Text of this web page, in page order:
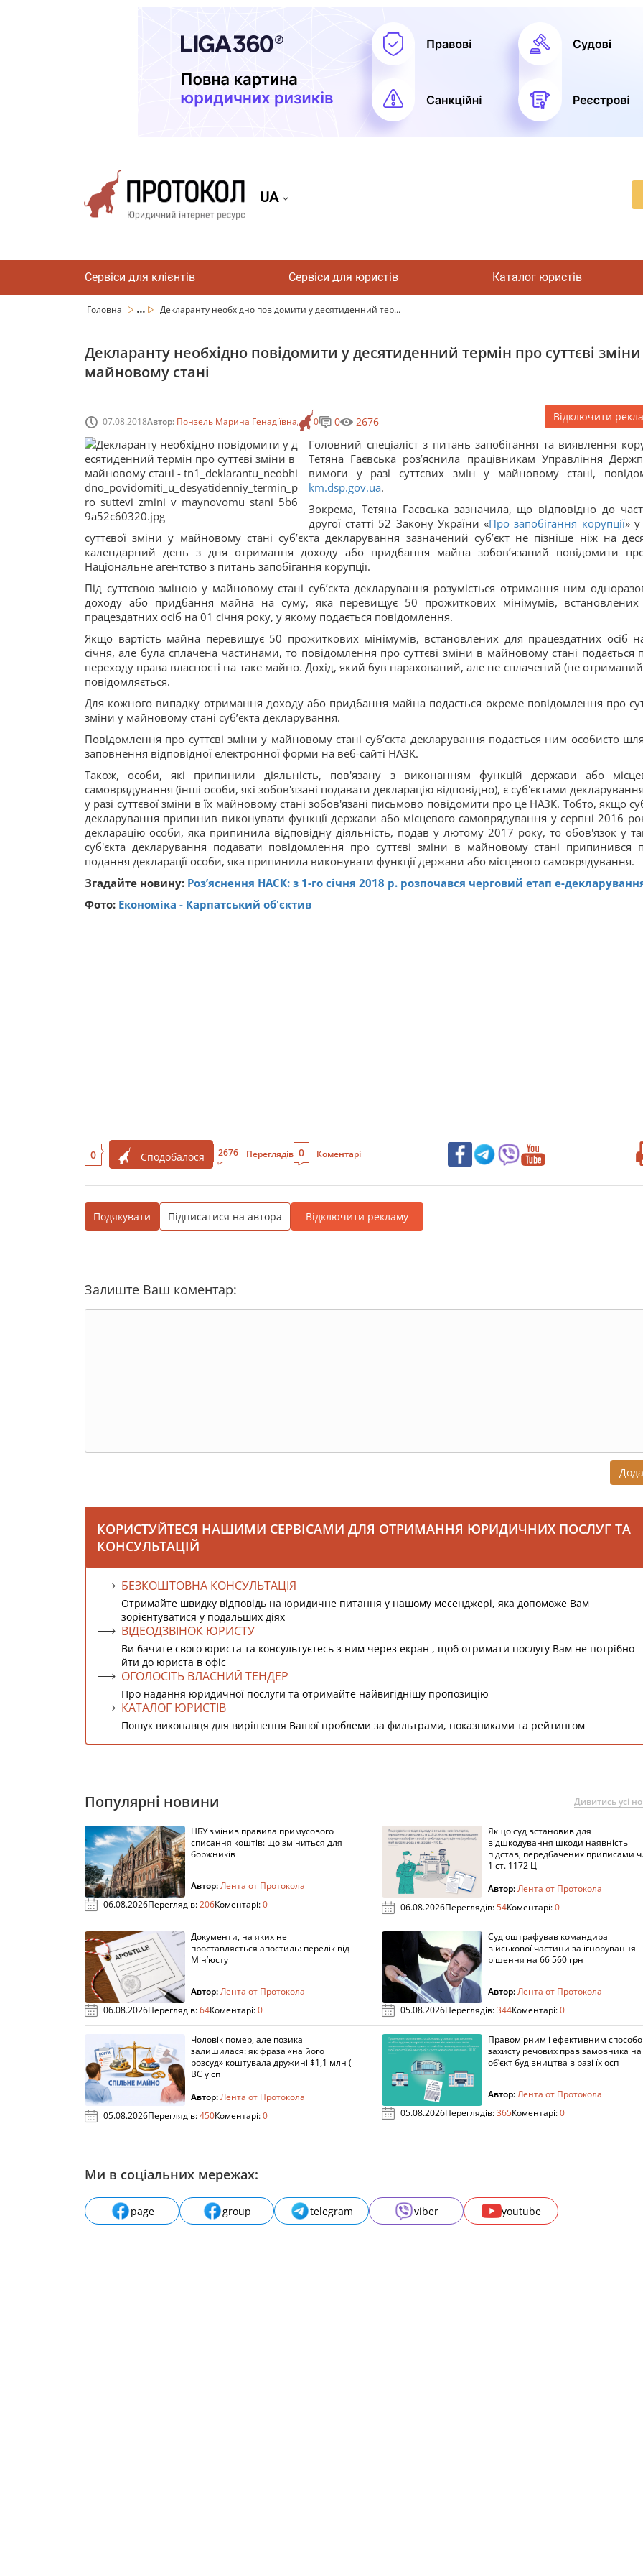
UA
Сервіси для клієнтів Сервіси для юристів Каталог юристів
Головна ... Декларанту необхідно повідомити у десятиденний тер...
Декларанту необхідно повідомити у десятиденний термін про суттєві
майновому стані
07.08.2018Автор: Понзель Марина Генадіївна 0 0 2676 Відключити
Головний спеціаліст з питань запобігання та виявлення
Тетяна Гаєвська роз’яснила працівникам Управління
вимоги у разі суттєвих змін у майновому стані,
km.dsp.gov.ua.
Зокрема, Тетяна Гаєвська зазначила, що відповідно до
другої статті 52 Закону України «Про запобігання корупції» у
суттєвої зміни у майновому стані суб’єкта декларування зазначений суб’єкт не пізніше ніж на
календарний день з дня отримання доходу або придбання майна зобов’язаний повідомити
Національне агентство з питань запобігання корупції.
Під суттєвою зміною у майновому стані суб’єкта декларування розуміється отримання ним
доходу або придбання майна на суму, яка перевищує 50 прожиткових мінімумів,
працездатних осіб на 01 січня року, у якому подається повідомлення.
Якщо вартість майна перевищує 50 прожиткових мінімумів, встановлених для працездатних осіб
січня, але була сплачена частинами, то повідомлення про суттєві зміни в майновому стані подається
переходу права власності на таке майно. Дохід, який був нарахований, але не сплачений (не
повідомляється.
Для кожного випадку отримання доходу або придбання майна подається окреме повідомлення про
зміни у майновому стані суб’єкта декларування.
Повідомлення про суттєві зміни у майновому стані суб’єкта декларування подається ним особисто
заповнення відповідної електронної форми на веб-сайті НАЗК.
Також, особи, які припинили діяльність, пов'язану з виконанням функцій держави або
самоврядування (інші особи, які зобов'язані подавати декларацію відповідно), є суб'єктами
у разі суттєвої зміни в їх майновому стані зобов'язані письмово повідомити про це НАЗК. Тобто, якщо
декларування припинив виконувати функції держави або місцевого самоврядування у серпні 2016
декларацію особи, яка припинила відповідну діяльність, подав у лютому 2017 року, то обов'язок у
суб'єкта декларування подавати повідомлення про суттєві зміни в майновому стані припинився
подання декларації особи, яка припинила виконувати функції держави або місцевого самоврядування.
Згадайте новину: Роз’яснення НАСК: з 1-го січня 2018 р. розпочався черговий етап е-
Фото: Економіка - Карпатський об'єктив
0 Сподобалося 2676 Переглядів 0 Коментарі
Подякувати Підписатися на автора Відключити рекламу
Залиште Ваш коментар:
КОРИСТУЙТЕСЯ НАШИМИ СЕРВІСАМИ ДЛЯ ОТРИМАННЯ ЮРИДИЧНИХ ПОСЛУГ ТА
КОНСУЛЬТАЦІЙ
БЕЗКОШТОВНА КОНСУЛЬТАЦІЯ
Отримайте швидку відповідь на юридичне питання у нашому месенджері, яка допоможе Вам
зорієнтуватися у подальших діях
ВІДЕОДЗВІНОК ЮРИСТУ
Ви бачите свого юриста та консультуєтесь з ним через екран , щоб отримати послугу Вам не потрібно
йти до юриста в офіс
ОГОЛОСІТЬ ВЛАСНИЙ ТЕНДЕР
Про надання юридичної послуги та отримайте найвигіднішу пропозицію
КАТАЛОГ ЮРИСТІВ
Пошук виконавця для вирішення Вашої проблеми за фильтрами, показниками та рейтингом
Популярні новини Дивитись усі
НБУ змінив правила примусового
списання коштів: що зміниться для
боржників
Автор:Лента от Протокола
06.08.2026Переглядів:206Коментарі:0
Якщо суд встановив для
відшкодування шкоди наявність
підстав, передбачених приписами ч.
1 ст. 1172 Ц
Автор:Лента от Протокола
06.08.2026Переглядів:54Коментарі:0
Документи, на яких не
проставляється апостиль: перелік від
Мін’юсту
Автор:Лента от Протокола
06.08.2026Переглядів:64Коментарі:0
Суд оштрафував командира
військової частини за ігнорування
рішення на 66 560 грн
Автор:Лента от Протокола
05.08.2026Переглядів:344Коментарі:0
Чоловік помер, але позика
залишилася: як фраза «на його
розсуд» коштувала дружині $1,1 млн (
ВС у сп
Автор:Лента от Протокола
05.08.2026Переглядів:450Коментарі:0
Правомірним і ефективним
захисту речових прав замовника на
об’єкт будівництва в разі їх осп
Автор:Лента от Протокола
05.08.2026Переглядів:365Коментарі:0
Ми в соціальних мережах:
page group telegram viber youtube